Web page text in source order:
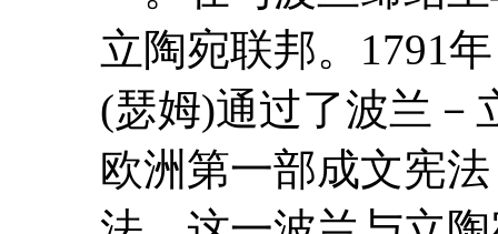
立陶宛联邦。1791
(瑟姆)通过了波兰－
欧洲第一部成文宪